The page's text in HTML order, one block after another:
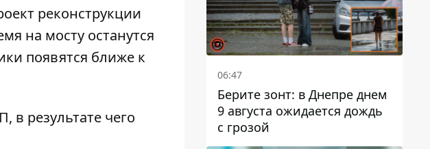
реконструкции
на мосту останутся
появятся ближе к
, в результате чего
06:47
Берите зонт: в Днепре днем ​​
9 августа ожидается дождь
с грозой